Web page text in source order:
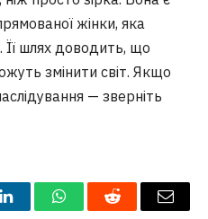
жінки, яка
Її шлях доводить, що
змінити світ. Якщо
— зверніть
LinkedInWhatsAppReddit Email